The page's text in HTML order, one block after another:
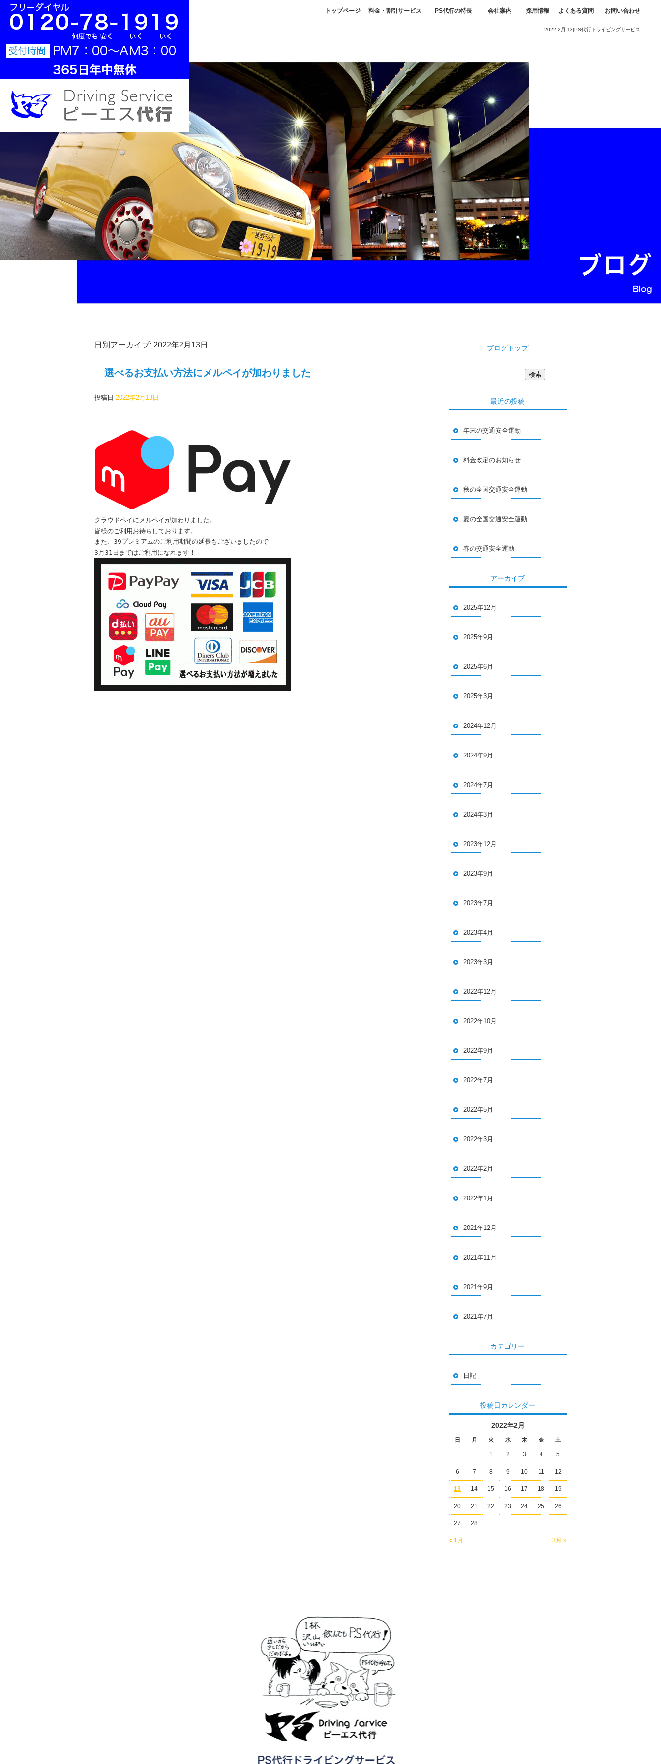
2022 2月 13|PS代行ドライビングサービス
トップページ 料金・割引サービス PS代行の特長 会社案内 採用情報 よくある質問 お問い合わせ
日別アーカイブ: 2022年2月13日
選べるお支払い方法にメルペイが加わりました
投稿日 2022年2月13日
クラウドペイにメルペイが加わりました。
皆様のご利用お待ちしております。
また、39プレミアムのご利用期間の延長もございましたので
3月31日まではご利用になれます！
ブログトップ
最近の投稿
年末の交通安全運動
料金改定のお知らせ
秋の全国交通安全運動
夏の全国交通安全運動
春の交通安全運動
アーカイブ
2025年12月
2025年9月
2025年6月
2025年3月
2024年12月
2024年9月
2024年7月
2024年3月
2023年12月
2023年9月
2023年7月
2023年4月
2023年3月
2022年12月
2022年10月
2022年9月
2022年7月
2022年5月
2022年3月
2022年2月
2022年1月
2021年12月
2021年11月
2021年9月
2021年7月
カテゴリー
日記
投稿日カレンダー
2022年2月
日 月 火 水 木 金 土
« 1月 3月 »
1 2 3 4 5
6 7 8 9 10 11 12
13 14 15 16 17 18 19
20 21 22 23 24 25 26
27 28